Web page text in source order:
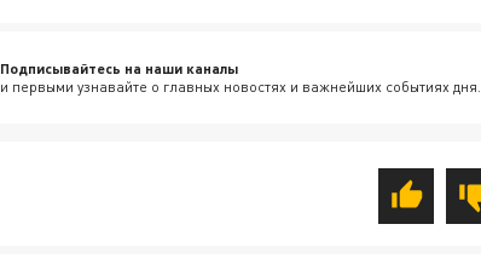
Подписывайтесь на наши каналы
и первыми узнавайте о главных новостях и важнейших событиях дня.